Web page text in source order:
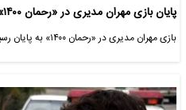
پایان بازی مهران مدیری در «رحمان ۱۴۰۰»+ ویدئو
بازی مهران مدیری در «رحمان ۱۴۰۰» به پایان رسید.